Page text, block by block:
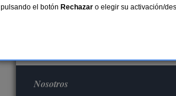
Nosotros
pulsando el botón Rechazar o elegir su activación/